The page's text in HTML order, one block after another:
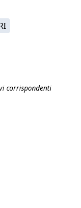
corrispondenti